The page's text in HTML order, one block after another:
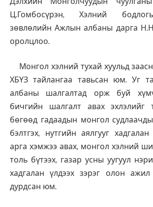
Ц.Гомбосүрэн, Хэлний
зөвлөлийн Ажлын албаны дарга
оролцлоо.
Монгол хэлний тухай хуульд
ХБҮЗ тайлангаа тавьсан юм. Уг
албаны шалгалтад орж буй
бичгийн шалгалт авах эхлэлийг
бөгөөд гадаадын монгол
бэлтгэх, нутгийн аялгууг
арга хэмжээ авах, монгол хэлний
толь бүтээх, газар усны уугуул
хадгалан үлдээх зэрэг олон
дурдсан юм.